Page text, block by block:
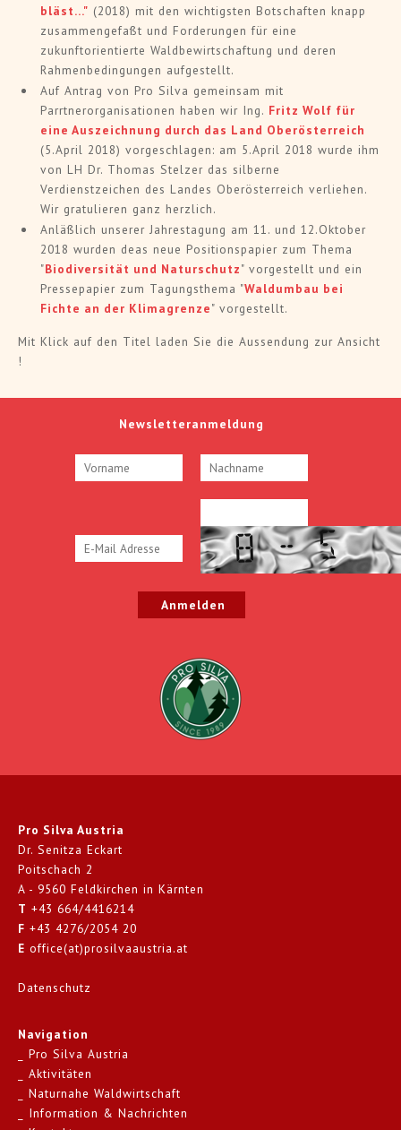
bläst..." (2018) mit den wichtigsten Botschaften knapp
zusammengefaßt und Forderungen für eine
zukunftorientierte Waldbewirtschaftung und deren
Rahmenbedingungen aufgestellt.
Auf Antrag von Pro Silva gemeinsam mit
Parrtnerorganisationen haben wir Ing. Fritz Wolf für
eine Auszeichnung durch das Land Oberösterreich
(5.April 2018) vorgeschlagen: am 5.April 2018 wurde ihm
von LH Dr. Thomas Stelzer das silberne
Verdienstzeichen des Landes Oberösterreich verliehen.
Wir gratulieren ganz herzlich.
Anläßlich unserer Jahrestagung am 11. und 12.Oktober
2018 wurden deas neue Positionspapier zum Thema
"Biodiversität und Naturschutz" vorgestellt und ein
Pressepapier zum Tagungsthema "Waldumbau bei
Fichte an der Klimagrenze" vorgestellt.
Mit Klick auf den Titel laden Sie die Aussendung zur Ansicht
!
Newsletteranmeldung
Pro Silva Austria
Dr. Senitza Eckart
Poitschach 2
A - 9560 Feldkirchen in Kärnten
T +43 664/4416214
F +43 4276/2054 20
E office(at)prosilvaaustria.at
Datenschutz
Navigation
Pro Silva Austria
Aktivitäten
Naturnahe Waldwirtschaft
Information & Nachrichten